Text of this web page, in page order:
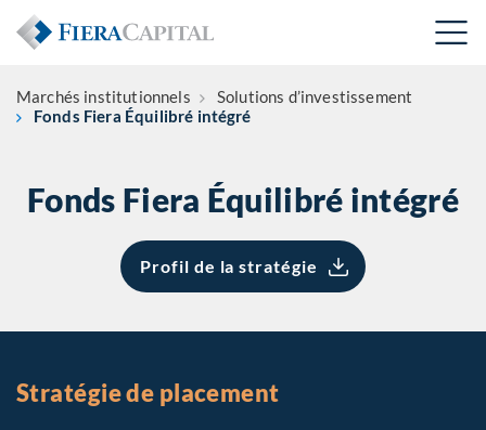
Marchés institutionnels
Solutions d’investissement
Fonds Fiera Équilibré intégré
Fonds Fiera Équilibré intégré
Profil de la stratégie
Stratégie de placement